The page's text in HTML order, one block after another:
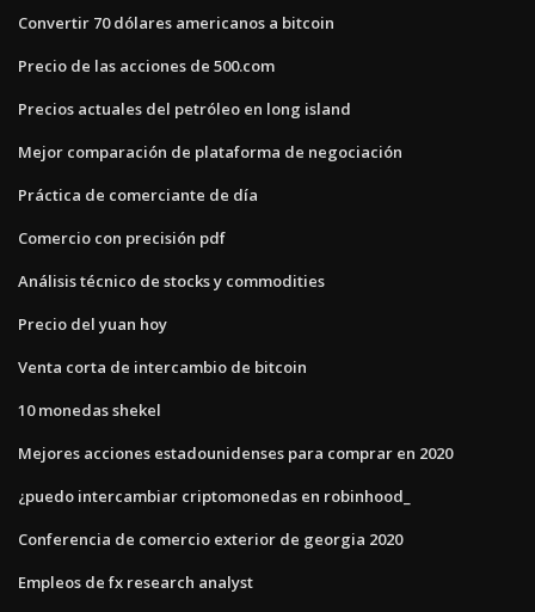
Convertir 70 dólares americanos a bitcoin
Precio de las acciones de 500.com
Precios actuales del petróleo en long island
Mejor comparación de plataforma de negociación
Práctica de comerciante de día
Comercio con precisión pdf
Análisis técnico de stocks y commodities
Precio del yuan hoy
Venta corta de intercambio de bitcoin
10 monedas shekel
Mejores acciones estadounidenses para comprar en 2020
¿puedo intercambiar criptomonedas en robinhood_
Conferencia de comercio exterior de georgia 2020
Empleos de fx research analyst